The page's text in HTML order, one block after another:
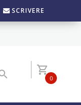
SCRIVERE
0